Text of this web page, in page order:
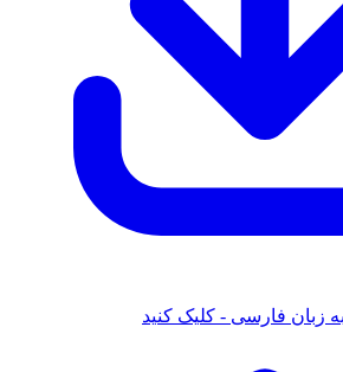
زبان فارسی - کلیک کنید